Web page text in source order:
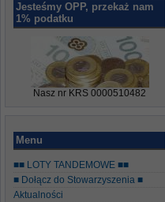
Jesteśmy OPP, przekaż nam
1% podatku
Nasz nr KRS 0000510482
Menu
■■ LOTY TANDEMOWE ■■
■ Dołącz do Stowarzyszenia ■
Aktualności